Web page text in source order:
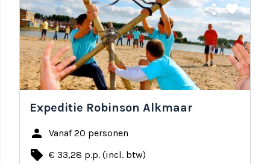
share favorite
Expeditie Robinson Alkmaar
person Vanaf 20 personen
local_offer € 33,28 p.p. (incl. btw)